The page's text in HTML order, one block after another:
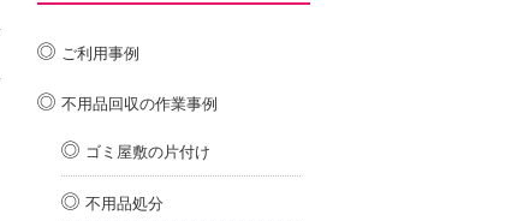
ご利用事例
不用品回収の作業事例
ゴミ屋敷の片付け
不用品処分